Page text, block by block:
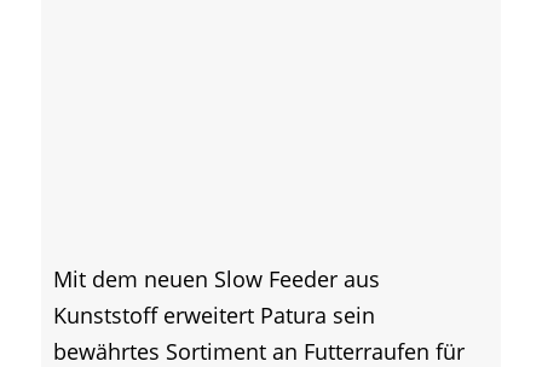
Mit dem neuen Slow Feeder aus
Kunststoff erweitert Patura sein
bewährtes Sortiment an Futterraufen für